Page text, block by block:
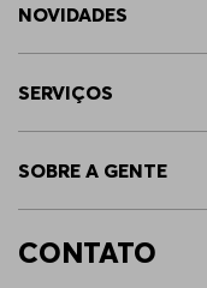
NOVIDADES
SERVIÇOS
SOBRE A GENTE
CONTATO